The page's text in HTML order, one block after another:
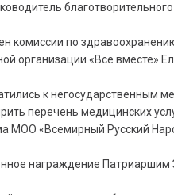
комиссии по
организации «Все вместе»
к негосударственным
перечень медицинских
МОО «Всемирный Русский
награждение